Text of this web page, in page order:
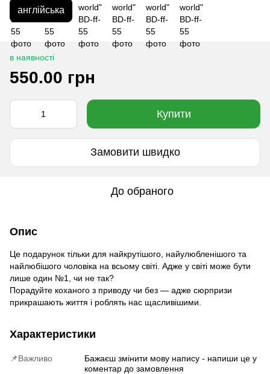
англійська
в наявності
550.00 грн
Купити
Замовити швидко
До обраного
Опис
Це подарунок тільки для найкрутішого, найулюбленішого та
найлюбішого чоловіка на всьому світі. Адже у світі може бути
лише один №1, чи не так?
Порадуйте коханого з приводу чи без — адже сюрпризи
прикрашають життя і роблять нас щасливішими.
Характеристики
📌Важливо
Бажаєш змінити мову напису - напиши це у
коментар до замовлення